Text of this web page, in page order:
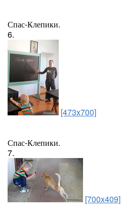
Спас-Клепики.
6.
[473x700]
Спас-Клепики.
7.
[700x409]